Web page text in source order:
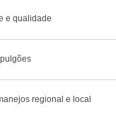
e qualidade
regional e local